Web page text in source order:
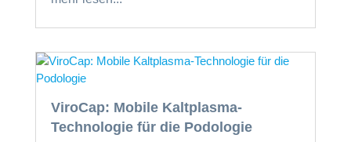
ViroCap: Mobile Kaltplasma-
Technologie für die Podologie